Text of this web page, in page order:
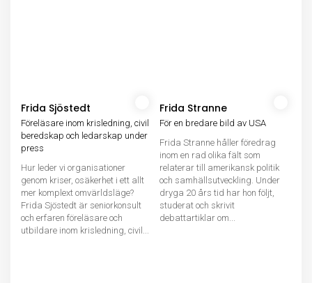
Frida Sjöstedt
Föreläsare inom krisledning, civil
beredskap och ledarskap under
press
Hur leder vi organisationer
genom kriser, osäkerhet i ett allt
mer komplext omvärldsläge?
Frida Sjöstedt är seniorkonsult
och erfaren föreläsare och
utbildare inom krisledning, civil...
Frida Stranne
För en bredare bild av USA
Frida Stranne håller föredrag
inom en rad olika fält som
relaterar till amerikansk politik
och samhällsutveckling. Under
dryga 20 års tid har hon följt,
studerat och skrivit
debattartiklar om...